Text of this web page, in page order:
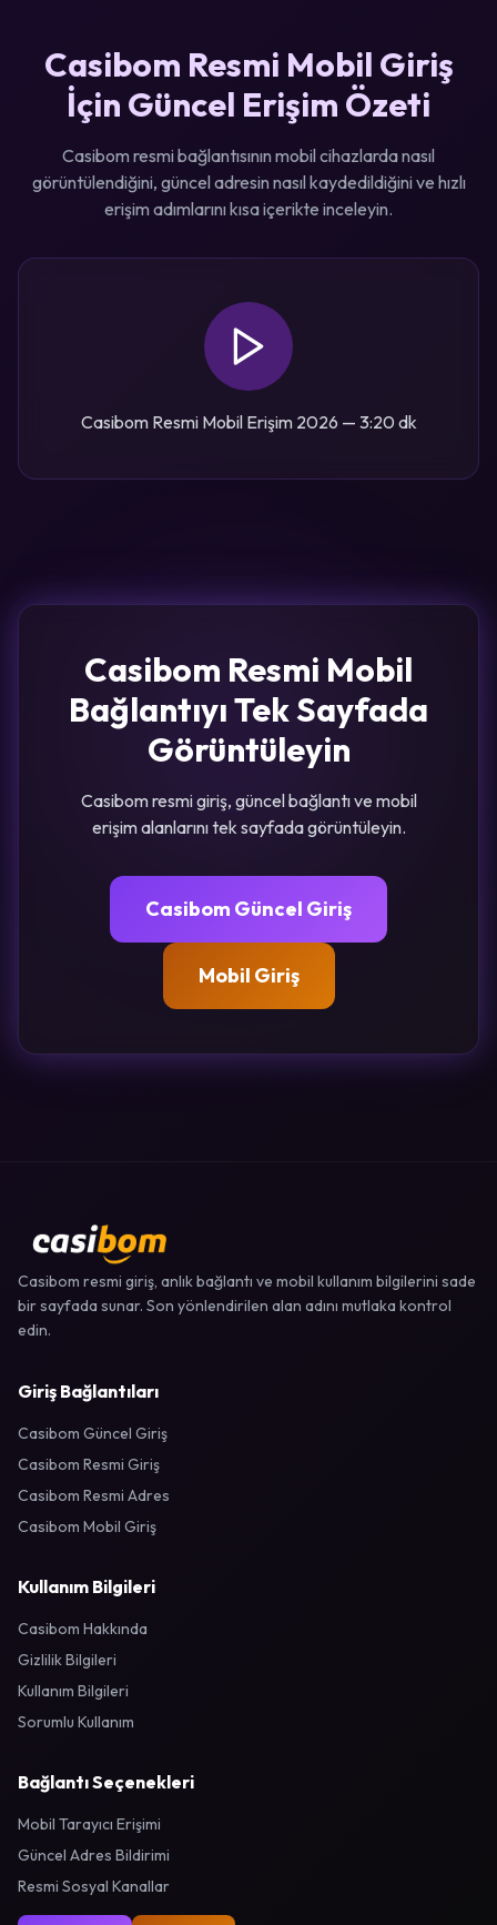
Casibom Resmi Mobil Giriş
İçin Güncel Erişim Özeti
Casibom resmi bağlantısının mobil cihazlarda nasıl
görüntülendiğini, güncel adresin nasıl kaydedildiğini ve hızlı
erişim adımlarını kısa içerikte inceleyin.
Casibom Resmi Mobil Erişim 2026 — 3:20 dk
Casibom Resmi Mobil
Bağlantıyı Tek Sayfada
Görüntüleyin
Casibom resmi giriş, güncel bağlantı ve mobil
erişim alanlarını tek sayfada görüntüleyin.
Casibom Güncel Giriş
Mobil Giriş
Casibom resmi giriş, anlık bağlantı ve mobil kullanım bilgilerini sade
bir sayfada sunar. Son yönlendirilen alan adını mutlaka kontrol
edin.
Giriş Bağlantıları
Casibom Güncel Giriş
Casibom Resmi Giriş
Casibom Resmi Adres
Casibom Mobil Giriş
Kullanım Bilgileri
Casibom Hakkında
Gizlilik Bilgileri
Kullanım Bilgileri
Sorumlu Kullanım
Bağlantı Seçenekleri
Mobil Tarayıcı Erişimi
Güncel Adres Bildirimi
Resmi Sosyal Kanallar